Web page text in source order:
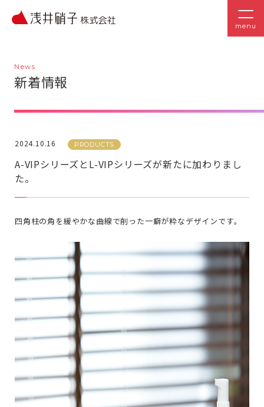
menu
News
新着情報
2024.10.16 PRODUCTS
A-VIPシリーズとL-VIPシリーズが新たに加わりまし
た。
四角柱の角を緩やかな曲線で削った一癖が粋なデザインです。